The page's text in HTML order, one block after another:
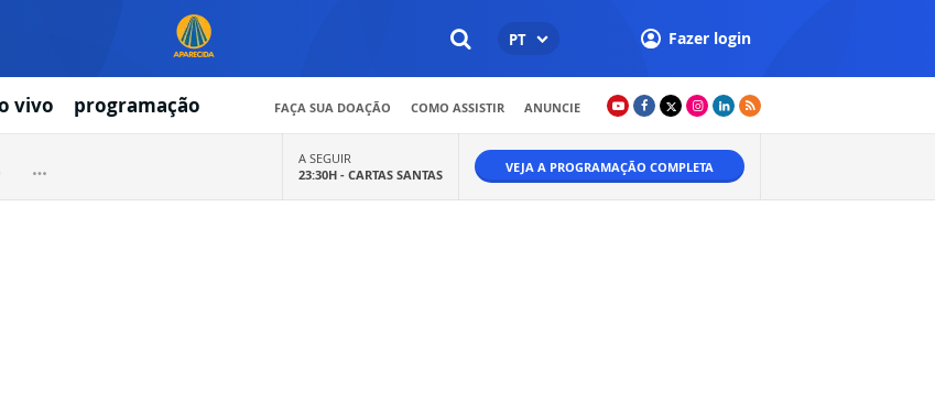
PT Fazer login
vivo programação FAÇA SUA DOAÇÃO COMO ASSISTIR ANUNCIE
A SEGUIR
23:30H - CARTAS SANTAS VEJA A PROGRAMAÇÃO COMPLETA